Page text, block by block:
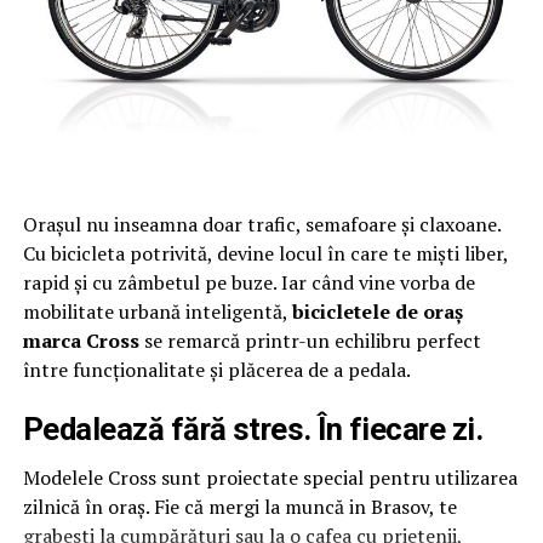
F.E.I.B. reunește cinci organizații specializate din
întreaga Europă, fiecare contribuind cu expertiza sa
unică în programarea sporturilor incluzive:
– Accademia Scherma Milano (Italia): conducând
proiectul, această academie de scrimă este afiliată
Federației Italiene de Scrimă, Comitetului Olimpic
Orașul nu inseamna doar trafic, semafoare și claxoane.
Cu bicicleta potrivită, devine locul în care te miști liber,
rapid și cu zâmbetul pe buze. Iar când vine vorba de
mobilitate urbană inteligentă,bicicletele de oraș
marca Crossse remarcă printr-un echilibru perfect
între funcționalitate și plăcerea de a pedala.
Pedalează fără stres. În fiecare zi.
Modelele Cross sunt proiectate special pentru utilizarea
zilnică în oraș. Fie că mergi la muncă in Brasov, te
grabesti la cumpărături sau la o cafea cu prietenii,